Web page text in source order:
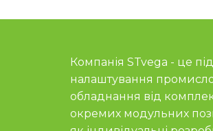
Компанія STvega - це
налаштування
обладнання від
окремих модульних